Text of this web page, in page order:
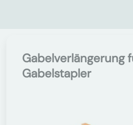
Gabelverlängerung
Gabelstapler